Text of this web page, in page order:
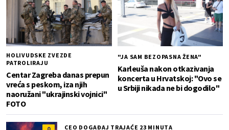
HOLIVUDSKE ZVEZDE
PATROLIRAJU
Centar Zagreba danas prepun
vreća s peskom, iza njih
naoružani "ukrajinski vojnici"
FOTO
"JA SAM BEZOPASNA ŽENA"
Karleuša nakon otkazivanja
koncerta u Hrvatskoj: "Ovo se
u Srbiji nikada ne bi dogodilo"
CEO DOGAĐAJ TRAJAĆE 23 MINUTA